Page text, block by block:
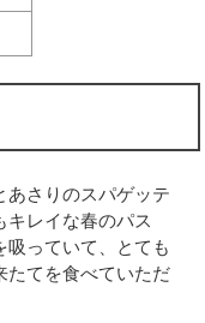
あさりのスパゲッテ
キレイな春のパス
吸っていて、とても
たてを食べていただ